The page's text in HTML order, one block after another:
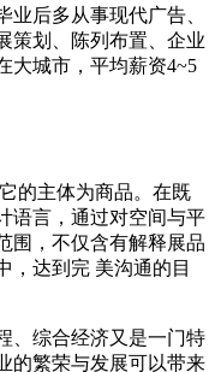
业后多从事现代广告、
策划、陈列布置、企业
大城市，平均薪资4~5
的主体为商品。在既
语言，通过对空间与平
围，不仅含有解释展品
，达到完 美沟通的目
、综合经济又是一门特
的繁荣与发展可以带来